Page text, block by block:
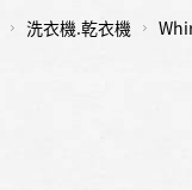
洗衣機.乾衣機